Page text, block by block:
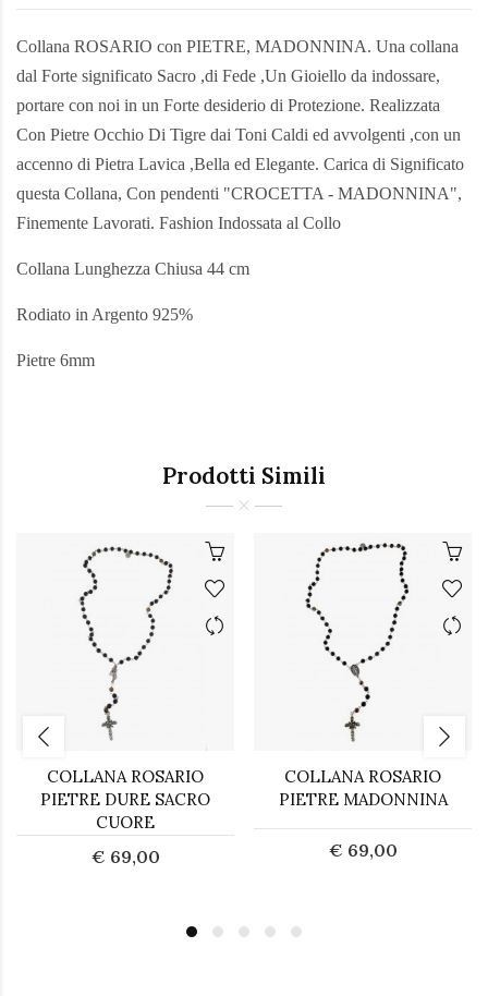
Collana ROSARIO con PIETRE, MADONNINA. Una collana
dal Forte significato Sacro ,di Fede ,Un Gioiello da indossare,
portare con noi in un Forte desiderio di Protezione. Realizzata
Con Pietre Occhio Di Tigre dai Toni Caldi ed avvolgenti ,con un
accenno di Pietra Lavica ,Bella ed Elegante. Carica di Significato
questa Collana, Con pendenti "CROCETTA - MADONNINA",
Finemente Lavorati. Fashion Indossata al Collo
Collana Lunghezza Chiusa 44 cm
Rodiato in Argento 925%
Pietre 6mm
Prodotti Simili
COLLANA ROSARIO
PIETRE DURE SACRO
CUORE
€ 69,00
COLLANA ROSARIO
PIETRE MADONNINA
€ 69,00